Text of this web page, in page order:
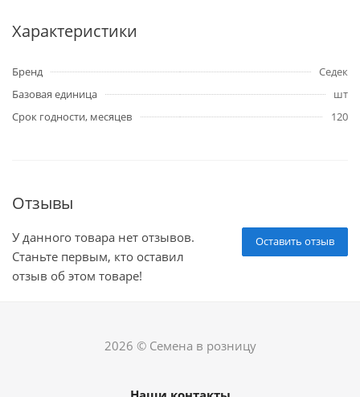
Характеристики
Бренд
Седек
Базовая единица
шт
Срок годности, месяцев
120
Отзывы
Оставить отзыв
У данного товара нет отзывов.
Станьте первым, кто оставил
отзыв об этом товаре!
2026 © Семена в розницу